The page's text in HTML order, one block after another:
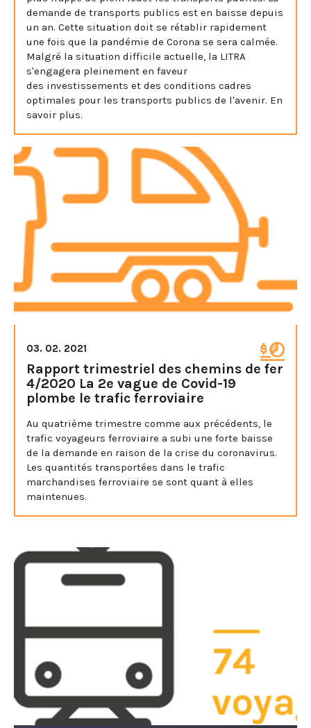
demande de transports publics est en baisse depuis
un an. Cette situation doit se rétablir rapidement
une fois que la pandémie de Corona se sera calmée.
Malgré la situation difficile actuelle, la LITRA
s'engagera pleinement en faveur
des investissements et des conditions cadres
optimales pour les transports publics de l'avenir. En
savoir plus.
03. 02. 2021
Rapport trimestriel des chemins de fer
4/2020 La 2e vague de Covid-19
plombe le trafic ferroviaire
Au quatrième trimestre comme aux précédents, le
trafic voyageurs ferroviaire a subi une forte baisse
de la demande en raison de la crise du coronavirus.
Les quantités transportées dans le trafic
marchandises ferroviaire se sont quant à elles
maintenues.